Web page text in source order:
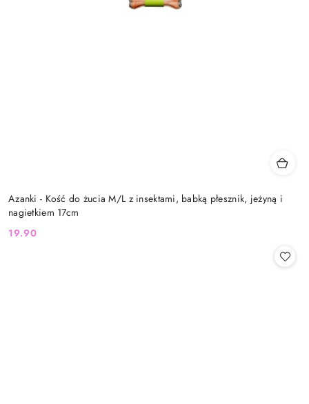
Azanki - Kość do żucia M/L z insektami, babką płesznik, jeżyną i
nagietkiem 17cm
Cena:
19.90